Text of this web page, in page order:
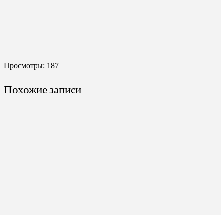
Просмотры: 187
Похожие записи